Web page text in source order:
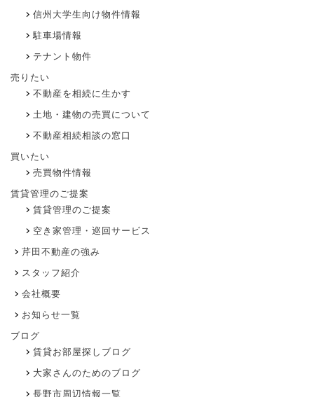
信州大学生向け物件情報
駐車場情報
テナント物件
売りたい
不動産を相続に生かす
土地・建物の売買について
不動産相続相談の窓口
買いたい
売買物件情報
賃貸管理のご提案
賃貸管理のご提案
空き家管理・巡回サービス
芹田不動産の強み
スタッフ紹介
会社概要
お知らせ一覧
ブログ
賃貸お部屋探しブログ
大家さんのためのブログ
長野市周辺情報一覧